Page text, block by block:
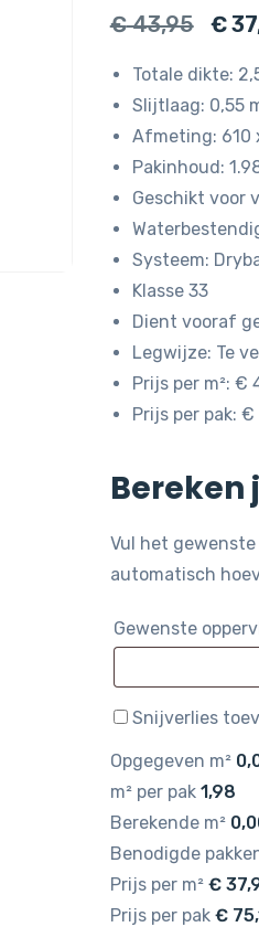
€43,95
was:
€
€
Totale dikte:
Slijtlaag: 0,55
Afmeting: 610
Pakinhoud:
Geschikt voor
Systeem:
Klasse 33
Dient vooraf
Legwijze: Te
Prijs per m²: €
Prijs per pak: €
Vul het gewenste
automatisch
Gewenste
Snijverlies
Opgegeven m²
m² per pak 1,98
Berekende m²
Benodigde
Prijs per m² €
Prijs per pak €